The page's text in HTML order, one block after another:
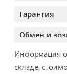
Гарантия
Обмен и
Информация о
складе,